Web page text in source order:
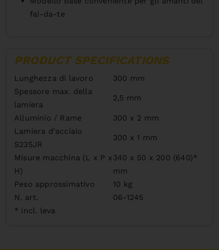
fai-da-te
PRODUCT SPECIFICATIONS
Lunghezza di lavoro
300 mm
Spessore max. della
lamiera
2,5 mm
Alluminio / Rame
300 x 2 mm
Lamiera d'acciaio
S235JR
300 x 1 mm
Misure macchina (L x P x
H)
340 x 50 x 200 (640)*
mm
Peso approssimativo
10 kg
N. art.
06-1245
* incl. leva